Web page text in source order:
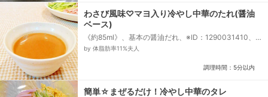
わさび風味♡マヨ入り冷やし中華のたれ(醤油
ベース)
《約85ml》、基本の醤油だれ、※ID：1290031410、
★マヨネーズ、★わさび
by 体脂肪率11%夫人
調理時間：5分以内
簡単☆まぜるだけ！冷やし中華のタレ